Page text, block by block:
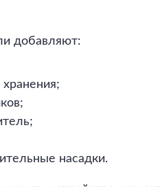
добавляют:
насадки.